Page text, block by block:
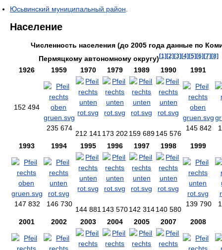
Юсьвинский муниципальный район
Население
Численность населения (до 2005 года данные по
Пермяцкому автономному округу)[1][2][3][4][5][6][7][8]
1926 1959 1970 1979 1989 1990 1991
152 494
235 674
212 141 173 202 159 689145 576
145 842
1993 1994 1995 1996 1997 1998 1999
147 832 146 730
144 881 143 570142 314140 580
139 790
2001 2002 2003 2004 2005 2007 2008